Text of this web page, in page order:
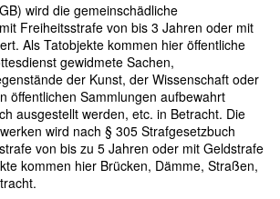
wird die gemeinschädliche
Freiheitsstrafe von bis 3 Jahren oder mit
Als Tatobjekte kommen hier öffentliche
gewidmete Sachen,
der Kunst, der Wissenschaft oder
öffentlichen Sammlungen aufbewahrt
ausgestellt werden, etc. in Betracht. Die
wird nach § 305 Strafgesetzbuch
von bis zu 5 Jahren oder mit Geldstrafe
kommen hier Brücken, Dämme, Straßen,